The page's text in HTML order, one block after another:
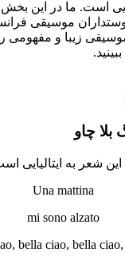
است. ما در این
موسیقی
زیبا و مفهومی را
چاو
این شعر به ایتالیایی
Una mattina
mi sono alzato
bella ciao, bella